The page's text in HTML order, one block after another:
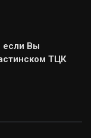
если Вы
ТЦК